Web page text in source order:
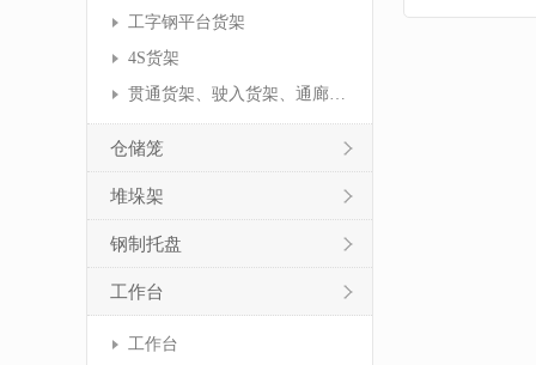
工字钢平台货架
4S货架
贯通货架、驶入货架、通廊货架
仓储笼
堆垛架
钢制托盘
工作台
工作台